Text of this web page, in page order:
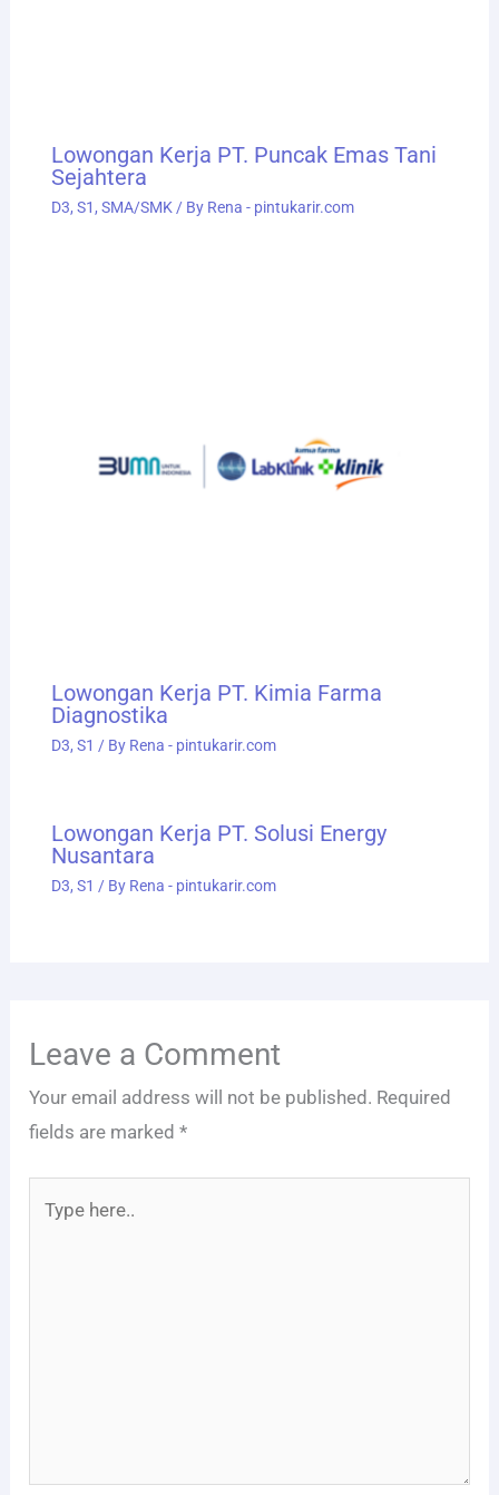
Lowongan Kerja PT. Puncak Emas Tani
Sejahtera
D3, S1 , SMA/SMK / By Rena - pintukarir.com
Lowongan Kerja PT. Kimia Farma
Diagnostika
D3, S1 / By Rena - pintukarir.com
Lowongan Kerja PT. Solusi Energy
Nusantara
D3, S1 / By Rena - pintukarir.com
Leave a Comment
Your email address will not be published. Required
fields are marked*